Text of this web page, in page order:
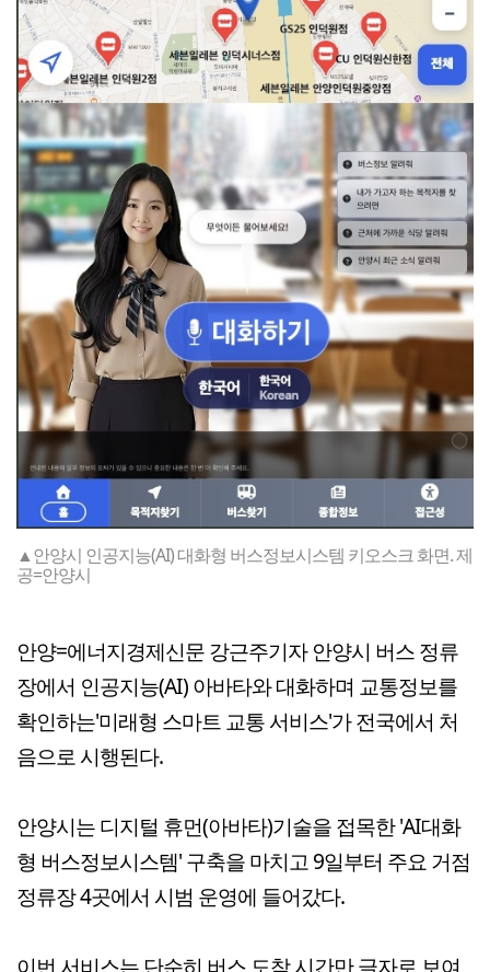
▲안양시 인공지능(AI) 대화형 버스정보시스템 키오스크 화면. 제
공=안양시
안양=에너지경제신문 강근주기자 안양시 버스 정류
장에서 인공지능(AI) 아바타와 대화하며 교통정보를
확인하는'미래형 스마트 교통 서비스'가 전국에서 처
음으로 시행된다.
안양시는 디지털 휴먼(아바타)기술을 접목한 'AI대화
형 버스정보시스템' 구축을 마치고 9일부터 주요 거점
정류장 4곳에서 시범 운영에 들어갔다.
이번 서비스는 단순히 버스 도착 시간만 글자로 보여